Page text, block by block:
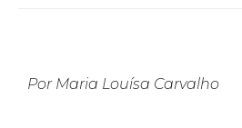
Por Maria Louísa Carvalho